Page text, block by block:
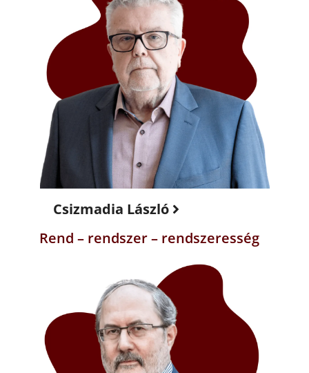
Csizmadia László
Rend – rendszer – rendszeresség